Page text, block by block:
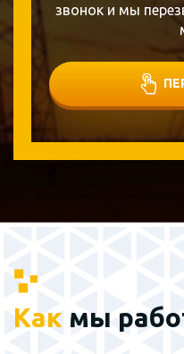
звонок и мы
Как мы